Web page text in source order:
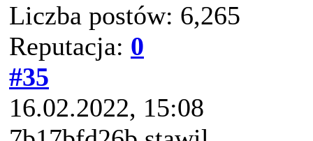
Liczba postów: 6,265
Reputacja: 0
#35
16.02.2022, 15:08